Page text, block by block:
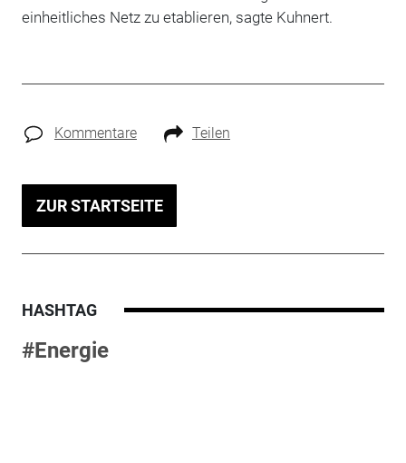
einheitliches Netz zu etablieren, sagte Kuhnert.
Kommentare Teilen
ZUR STARTSEITE
HASHTAG
#Energie